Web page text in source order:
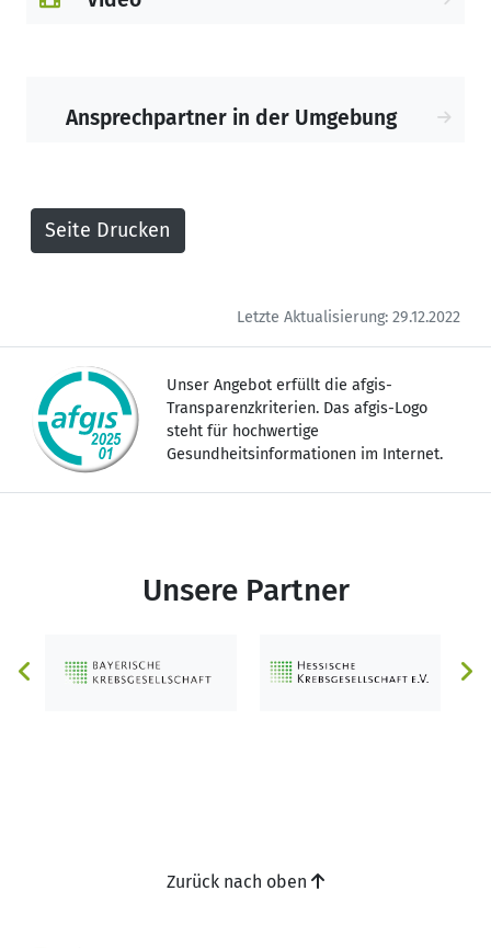
Ansprechpartner in der Umgebung
Letzte Aktualisierung: 29.12.2022
Unser Angebot erfüllt die afgis-
Transparenzkriterien. Das afgis-Logo
steht für hochwertige
Gesundheitsinformationen im Internet.
Unsere Partner
Zurück nach oben